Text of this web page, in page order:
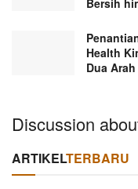
Health
Dua
Discussion
ARTIKELTERBARU